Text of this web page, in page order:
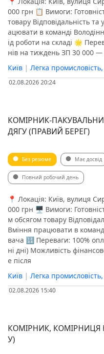
000 грн 📋 Вимоги:
товару Відповідальність
ацювати в команді
ід роботи на складі 🌟
нів на тиждень ЗП 30 000 —
Київ | Легка
02.08.2026 20:24
КОМІРНИК-
ДЯГУ (ПРАВИЙ БЕРЕГ)
Без резюме Має досвід
Повний робочий день
📍 Локація: Київ, вулиця
000 грн 🖥 Вимоги:
м обсягом товару
Вміння працювати в
вача 🔢 Переваги: 100%
ні дні) Можливість
е після
Київ | Легка
02.08.2026 15:40
КОМІРНИК,
У)